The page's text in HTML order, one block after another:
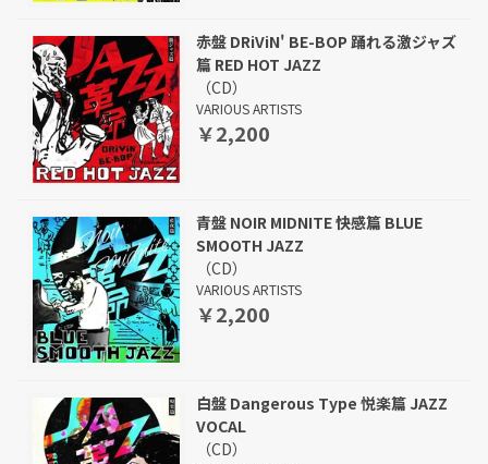
赤盤 DRiViN' BE-BOP 踊れる激ジャズ
篇 RED HOT JAZZ
（CD）
VARIOUS ARTISTS
￥2,200
青盤 NOIR MIDNITE 快感篇 BLUE
SMOOTH JAZZ
（CD）
VARIOUS ARTISTS
￥2,200
白盤 Dangerous Type 悦楽篇 JAZZ
VOCAL
（CD）